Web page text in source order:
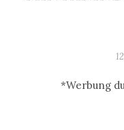
*Werbung